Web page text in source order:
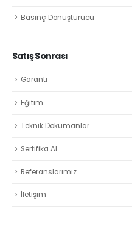
Basınç Dönüştürücü
Satış Sonrası
Garanti
Eğitim
Teknik Dökümanlar
Sertifika Al
Referanslarımız
İletişim